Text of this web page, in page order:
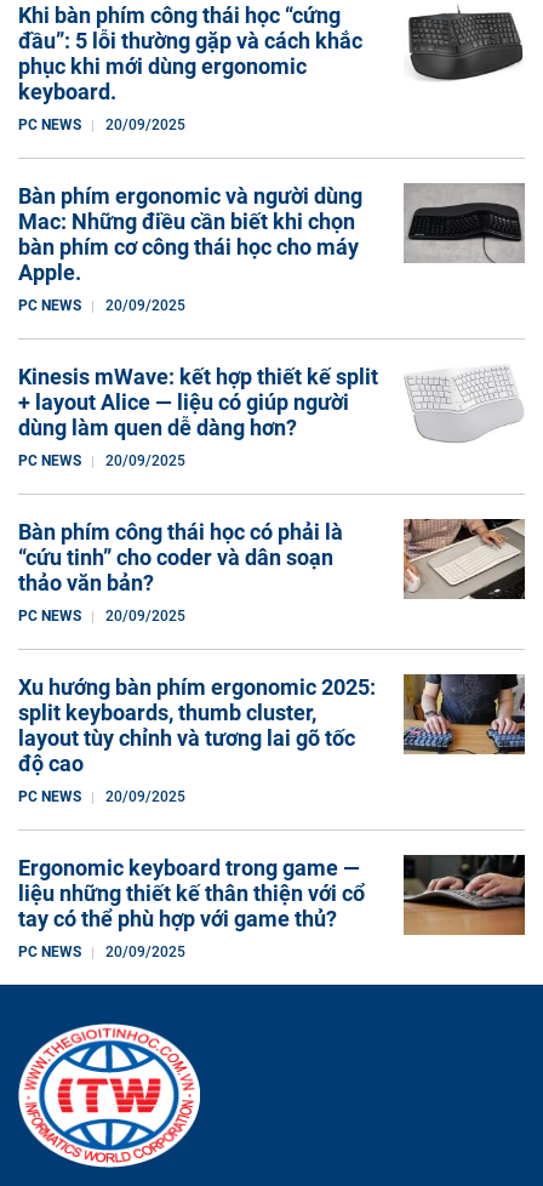
Khi bàn phím công thái học “cứng
đầu”: 5 lỗi thường gặp và cách khắc
phục khi mới dùng ergonomic
keyboard.
PC NEWS 20/09/2025
Bàn phím ergonomic và người dùng
Mac: Những điều cần biết khi chọn
bàn phím cơ công thái học cho máy
Apple.
PC NEWS 20/09/2025
Kinesis mWave: kết hợp thiết kế split
+ layout Alice — liệu có giúp người
dùng làm quen dễ dàng hơn?
PC NEWS 20/09/2025
Bàn phím công thái học có phải là
“cứu tinh” cho coder và dân soạn
thảo văn bản?
PC NEWS 20/09/2025
Xu hướng bàn phím ergonomic 2025:
split keyboards, thumb cluster,
layout tùy chỉnh và tương lai gõ tốc
độ cao
PC NEWS 20/09/2025
Ergonomic keyboard trong game —
liệu những thiết kế thân thiện với cổ
tay có thể phù hợp với game thủ?
PC NEWS 20/09/2025